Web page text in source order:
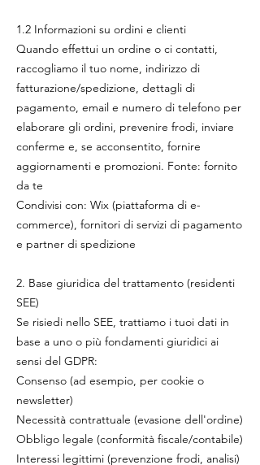
1.2 Informazioni su ordini e clienti
Quando effettui un ordine o ci contatti,
raccogliamo il tuo nome, indirizzo di
fatturazione/spedizione, dettagli di
pagamento, email e numero di telefono per
elaborare gli ordini, prevenire frodi, inviare
conferme e, se acconsentito, fornire
aggiornamenti e promozioni. Fonte: fornito
da te
Condivisi con: Wix (piattaforma di e-
commerce), fornitori di servizi di pagamento
e partner di spedizione
2. Base giuridica del trattamento (residenti
SEE)
Se risiedi nello SEE, trattiamo i tuoi dati in
base a uno o più fondamenti giuridici ai
sensi del GDPR:
Consenso (ad esempio, per cookie o
newsletter)
Necessità contrattuale (evasione dell'ordine)
Obbligo legale (conformità fiscale/contabile)
Interessi legittimi (prevenzione frodi, analisi)